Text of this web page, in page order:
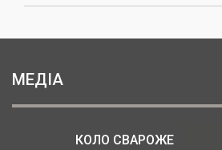
МЕДІА
КОЛО СВАРОЖЕ